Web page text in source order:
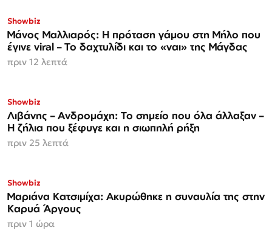
Showbiz
Μάνος Μαλλιαρός: Η πρόταση γάμου στη Μήλο που
έγινε viral – Το δαχτυλίδι και το «ναι» της Μάγδας
πριν 12 λεπτά
Showbiz
Λιβάνης – Ανδρομάχη: Το σημείο που όλα άλλαξαν –
Η ζήλια που ξέφυγε και η σιωπηλή ρήξη
πριν 25 λεπτά
Showbiz
Μαριάνα Κατσιμίχα: Ακυρώθηκε η συναυλία της στην
Καρυά Άργους
πριν 1 ώρα